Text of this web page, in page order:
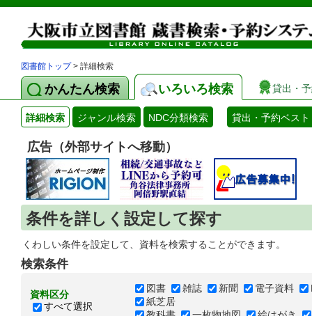
図書館トップ> 詳細検索
かんたん検索 いろいろ検索 貸出・
詳細検索 ジャンル検索 NDC分類検索 貸出・予約ベスト
広告（外部サイトへ移動）
条件を詳しく設定して探す
くわしい条件を設定して、資料を検索することができます。
検索条件
資料区分
すべて選択
図書 雑誌 新聞 電子資料
紙芝居